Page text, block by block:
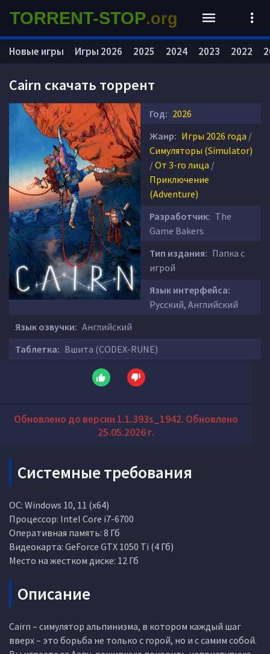
Cairn скачать торрент
Год: 2026
Жанр: Игры 2026 года /
Симуляторы (Simulator)
/От 3-го лица /
Приключение
(Adventure)
Разработчик: The
Game Bakers
Тип издания: Папка с
игрой
Язык интерфейса:
Русский, Английский
Язык озвучки: Английский
Таблетка: Вшита (CODEX-RUNE)
Обновлено до версии 1.1.393s_1942. Обновлено
25.05.2026 г.
Системные требования
ОС: Windows 10, 11 (x64)
Процессор: Intel Core i7-6700
Оперативная память: 8 Гб
Видеокарта: GeForce GTX 1050 Ti (4 Гб)
Место на жестком диске: 12 Гб
Описание
Cairn – симулятор альпинизма, в котором каждый шаг
вверх – это борьба не только с горой, но и с самим собой.
Новые игры Игры 2026 2025 2024 2023 2022
TORRENT-STOP.org